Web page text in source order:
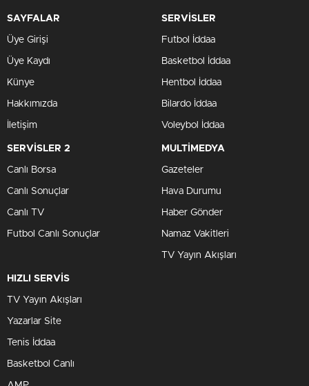
SAYFALAR
Üye Girişi
Üye Kaydı
Künye
Hakkımızda
İletişim
SERVİSLER
Futbol İddaa
Basketbol İddaa
Hentbol İddaa
Bilardo İddaa
Voleybol İddaa
SERVİSLER 2
Canlı Borsa
Canlı Sonuçlar
Canlı TV
Futbol Canlı Sonuçlar
MULTİMEDYA
Gazeteler
Hava Durumu
Haber Gönder
Namaz Vakitleri
TV Yayın Akışları
HIZLI SERVİS
TV Yayın Akışları
Yazarlar Site
Tenis İddaa
Basketbol Canlı